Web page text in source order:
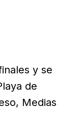
y se
de
Medias